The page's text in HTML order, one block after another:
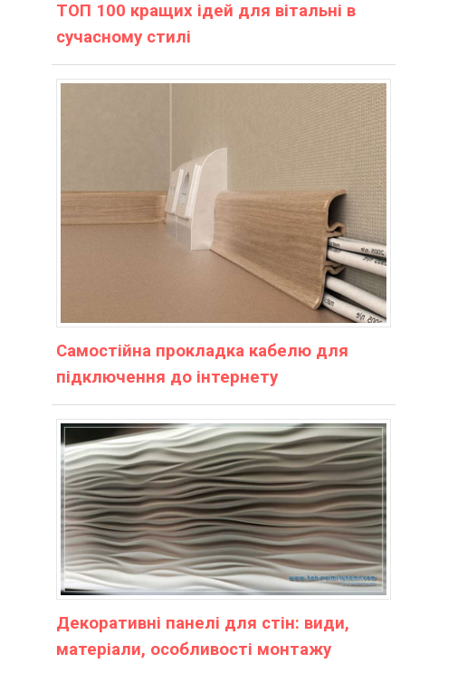
ТОП 100 кращих ідей для вітальні в
сучасному стилі
Самостійна прокладка кабелю для
підключення до інтернету
Декоративні панелі для стін: види,
матеріали, особливості монтажу